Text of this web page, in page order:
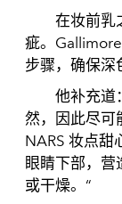
在妆前乳之
疵。
步骤，确保深
他补充道：
然，因此尽可
NARS 妆点甜
眼睛下部，营
或干燥。“